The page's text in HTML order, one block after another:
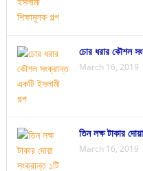
চোর ধরার কৌশল
March 16, 2019
তিন লক্ষ টাকার
March 16, 2019